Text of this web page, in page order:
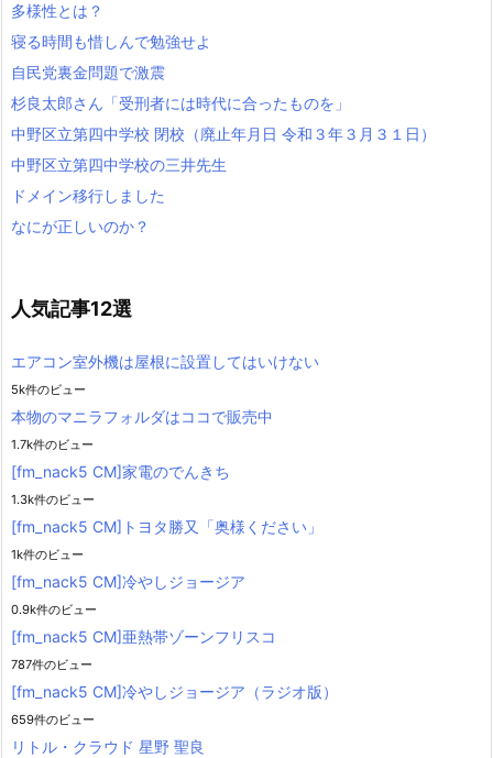
多様性とは？
寝る時間も惜しんで勉強せよ
自民党裏金問題で激震
杉良太郎さん「受刑者には時代に合ったものを」
中野区立第四中学校 閉校（廃止年月日 令和３年３月３１日）
中野区立第四中学校の三井先生
ドメイン移行しました
なにが正しいのか？
人気記事12選
エアコン室外機は屋根に設置してはいけない
5k件のビュー
本物のマニラフォルダはココで販売中
1.7k件のビュー
[fm_nack5 CM]家電のでんきち
1.3k件のビュー
[fm_nack5 CM]トヨタ勝又「奥様ください」
1k件のビュー
[fm_nack5 CM]冷やしジョージア
0.9k件のビュー
[fm_nack5 CM]亜熱帯ゾーンフリスコ
787件のビュー
[fm_nack5 CM]冷やしジョージア（ラジオ版）
659件のビュー
リトル・クラウド 星野 聖良